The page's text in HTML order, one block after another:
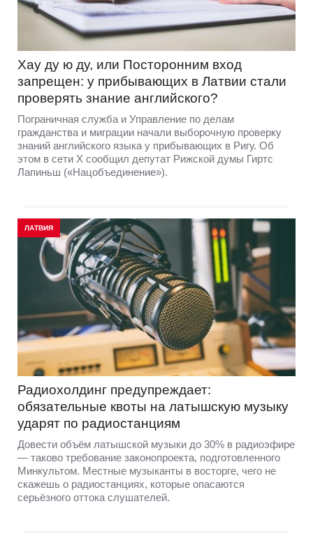
Хау ду ю ду, или Посторонним вход
запрещен: у прибывающих в Латвии стали
проверять знание английского?
Пограничная служба и Управление по делам
гражданства и миграции начали выборочную проверку
знаний английского языка у прибывающих в Ригу. Об
этом в сети Х сообщил депутат Рижской думы Гиртс
Лапиньш («Нацобъединение»).
ЛАТВИЯ
Радиохолдинг предупреждает:
обязательные квоты на латышскую музыку
ударят по радиостанциям
Довести объём латышской музыки до 30% в радиоэфире
— таково требование законопроекта, подготовленного
Минкультом. Местные музыканты в восторге, чего не
скажешь о радиостанциях, которые опасаются
серьёзного оттока слушателей.